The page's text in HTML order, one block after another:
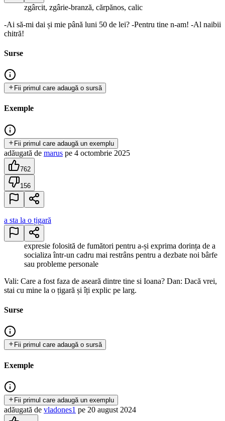
zgârcit, zgârie-branză, cărpănos, calic
-Ai să-mi dai și mie până luni 50 de lei? -Pentru tine n-am! -Al naibii
chitră!
Surse
Fii primul care adaugă o sursă
Exemple
Fii primul care adaugă un exemplu
adăugată de marus pe 4 octombrie 2025
762
156
a sta la o țigară
expresie folosită de fumători pentru a-și exprima dorința de a
socializa într-un cadru mai restrâns pentru a dezbate noi bârfe
sau probleme personale
Vali: Care a fost faza de aseară dintre tine si Ioana? Dan: Dacă vrei,
stai cu mine la o țigară și îți explic pe larg.
Surse
Fii primul care adaugă o sursă
Exemple
Fii primul care adaugă un exemplu
adăugată de vladones1 pe 20 august 2024